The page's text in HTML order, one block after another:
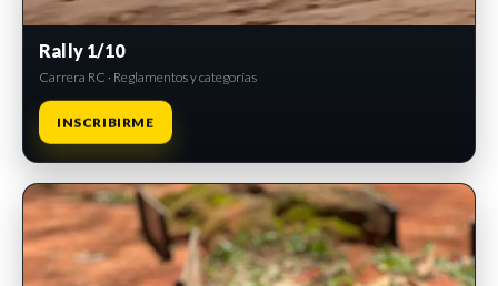
Rally 1/10
Carrera RC · Reglamentos y categorías
INSCRIBIRME
INSCRIPCIONES ABIERTAS